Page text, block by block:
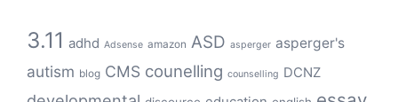
3.11 adhd Adsense amazon ASD asperger asperger's
autism blog CMS counelling counselling DCNZ